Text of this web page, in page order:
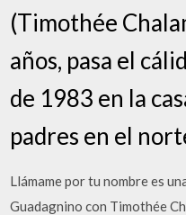
(Timothée
años, pasa el
de 1983 en la
padres en el
Llámame por tu nombre es
Guadagnino con Timothée